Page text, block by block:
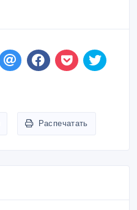
Распечатать